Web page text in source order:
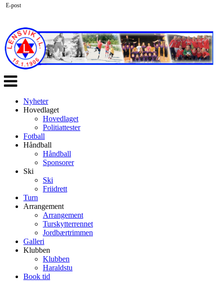
Veksle
navigasjon
Nyheter
Hovedlaget
Hovedlaget
Politiattester
Fotball
Håndball
Håndball
Sponsorer
Ski
Ski
Friidrett
Turn
Arrangement
Arrangement
Turskytterrennet
Jordbærtrimmen
Galleri
Klubben
Klubben
Haraldstu
Book tid
E-post